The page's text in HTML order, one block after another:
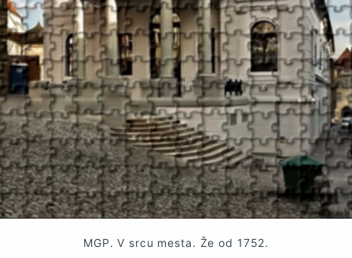
MGP. V srcu mesta. Že od 1752.